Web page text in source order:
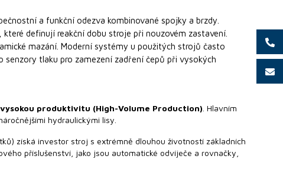
a funkční odezva kombinované spojky a brzdy.
definují reakční dobu stroje při nouzovém zastavení.
mazání. Moderní systémy u použitých strojů často
tlaku pro zamezení zadření čepů při vysokých
vysokou produktivitu (High-Volume Production) . Hlavním
hydraulickými lisy.
získá investor stroj s extrémně dlouhou životností základních
příslušenství, jako jsou automatické odvíječe a rovnačky,